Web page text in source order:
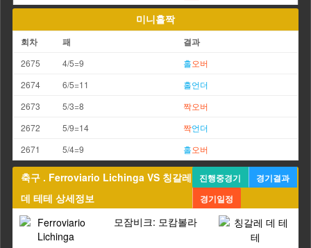
미니홀짝
회차 패 결과
2675 4/5=9 홀오버
2674
6/5=11 홀언더
2673
5/3=8 짝오버
2672
5/9=14 짝언더
2671
5/4=9 홀오버
축구 . Ferroviario Lichinga VS 칭갈레
데 테테 상세정보
진행중경기
경기결과
경기일정
모잠비크: 모캄볼라